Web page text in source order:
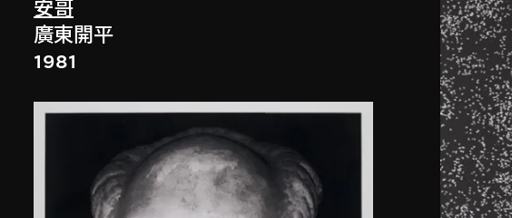
安哥
廣東開平
1981